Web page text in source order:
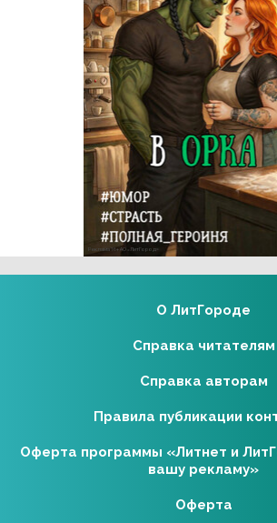
Реклама 16+ АО «ЛитГород»
О ЛитГороде
Справка читателям
Справка авторам
Правила публикации
Оферта программы «Литнет и
вашу рекламу»
Оферта